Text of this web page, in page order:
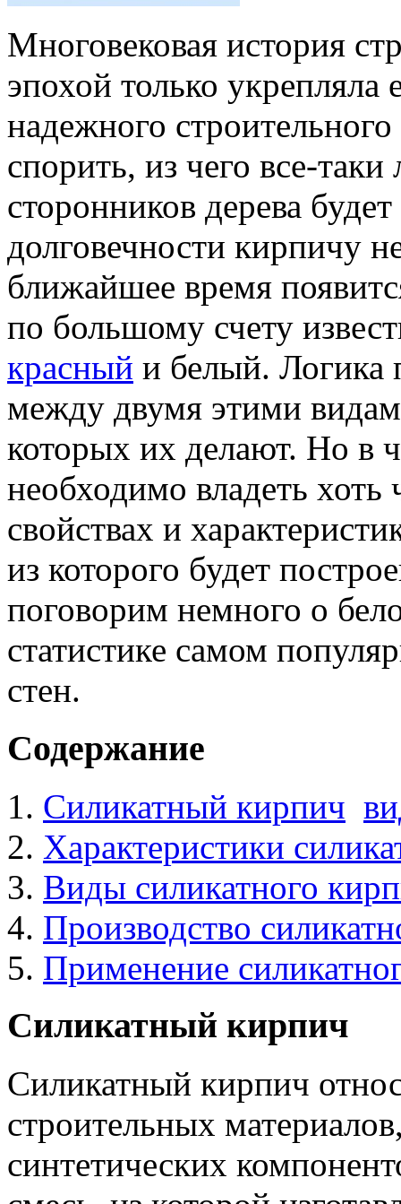
Многовековая история
эпохой только укрепляла
надежного
спорить, из чего все-
сторонников дерева
долговечности кирпичу
ближайшее время
по большому счету
красный и белый. Логика
между двумя этими
которых их делают. Но в
необходимо владеть
свойствах и
из которого будет
поговорим немного о
статистике самом
стен.
Содержание
Силикатный кирпич
Характеристики
Виды силикатного
Производство
Применение
Силикатный кирпич
Силикатный кирпич
строительных
синтетических